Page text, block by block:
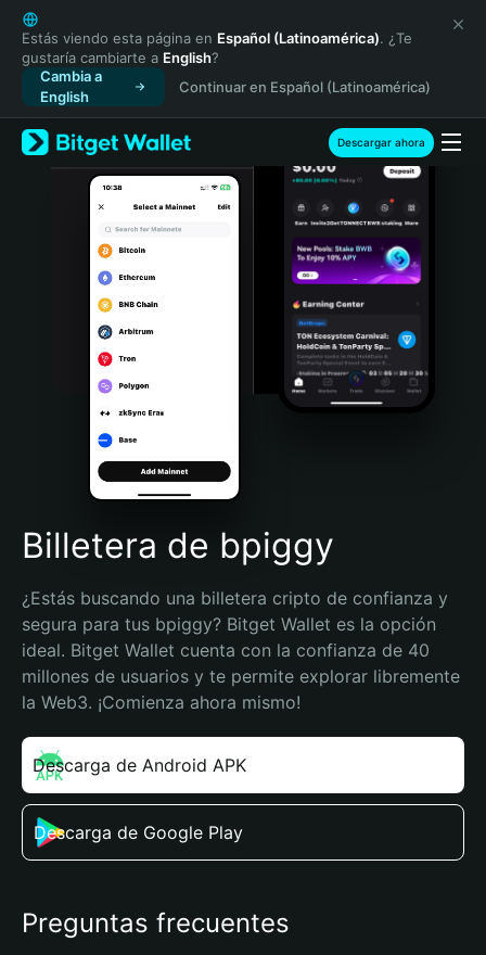
English
日本語
Tiếng Việt
Русский
Español (Latinoamérica)
Türkçe
Italiano
Português (Portugal)
Bahasa Indonesia
Português (Brasil)
Español (Argentina)
Estás viendo esta página en Español (Latinoamérica). ¿Te
gustaría cambiarte a English?
Cambia a
English
Continuar en Español (Latinoamérica)
Descargar ahora
Billetera de bpiggy
¿Estás buscando una billetera cripto de confianza y
segura para tus bpiggy? Bitget Wallet es la opción
ideal. Bitget Wallet cuenta con la confianza de 40
millones de usuarios y te permite explorar libremente
la Web3. ¡Comienza ahora mismo!
Descarga de Android APK
Descarga de Google Play
Preguntas frecuentes